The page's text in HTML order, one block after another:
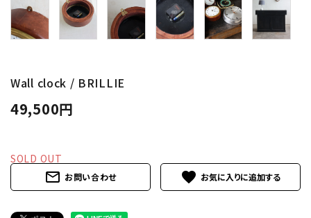
ギャラリー・シーン
納品事例
エキシビジョン・展示会
過去販売
ACCOUNT MENU
Wall clock / BRILLIE
49,500円
SOLD OUT
mail_outline お問い合わせ favorite